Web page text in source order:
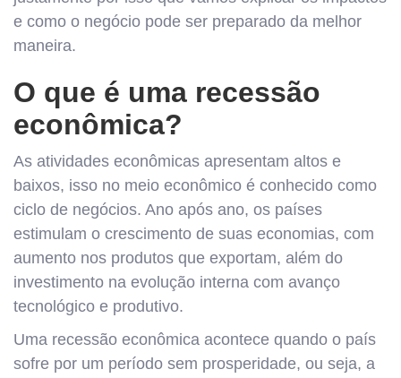
e como o negócio pode ser preparado da melhor
maneira.
O que é uma recessão
econômica?
As atividades econômicas apresentam altos e
baixos, isso no meio econômico é conhecido como
ciclo de negócios. Ano após ano, os países
estimulam o crescimento de suas economias, com
aumento nos produtos que exportam, além do
investimento na evolução interna com avanço
tecnológico e produtivo.
Uma recessão econômica acontece quando o país
sofre por um período sem prosperidade, ou seja, a